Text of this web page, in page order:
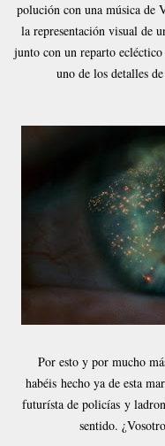
polución con una música de
la representación visual de
junto con un reparto
uno de los detalles
Por esto y por mucho
habéis hecho ya de esta
futurísta de policías y
sentido.